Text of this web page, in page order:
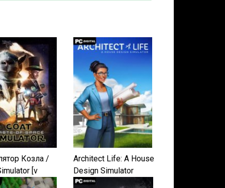
Козла /
[v
+ 4 DLC]
Architect Life: A House
Design Simulator